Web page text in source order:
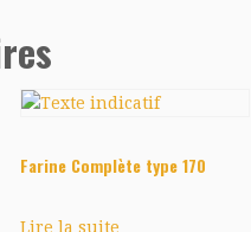
Farine Complète type 170
Lire la suite